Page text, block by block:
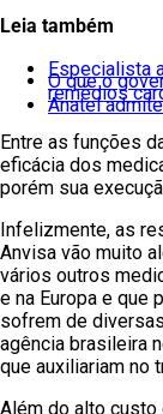
Leia também
Especialista
O que o
remédios
Anatel
Entre as funções
eficácia dos
porém sua
Infelizmente, as
Anvisa vão muito
vários outros
e na Europa e que
sofrem de
agência brasileira
que auxiliariam no
Além do alto custo